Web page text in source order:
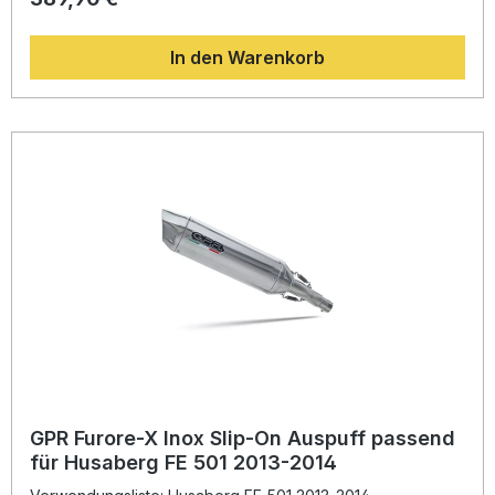
Gewichtseinsparung gegenüber der Serienanlage. Die
Anlage überzeugt durch exzellente Verarbeitungsqualität
und eine homologierte Straßenzulassung, sodass Sie
rechtssicher unterwegs sind. Dank Plug-and-Play-System
empfiehlt sich die Installation in einer Fachwerkstatt. Der
der Name GPR für zuverlässige Performance und
fahrzeugspezifische Passform Qualitätsprodukt, hergestellt
In den Warenkorb
GPR Furore-X Inox Slip-On Auspuff passend
für Husaberg FE 501 2013-2014